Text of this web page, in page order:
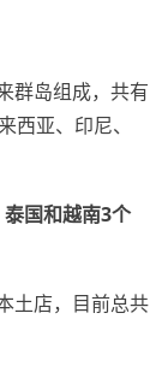
群岛组成，共有
西亚、印尼、
国和越南3个
土店，目前总共